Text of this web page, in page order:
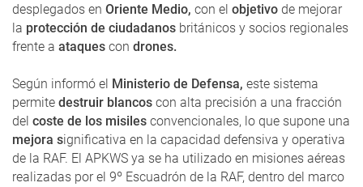
desplegados en Oriente Medio, con el objetivo de mejorar
la protección de ciudadanos británicos y socios regionales
frente a ataques con drones.
Según informó el Ministerio de Defensa, este sistema
permite destruir blancos con alta precisión a una fracción
del coste de los misiles convencionales, lo que supone una
mejora significativa en la capacidad defensiva y operativa
de la RAF. El APKWS ya se ha utilizado en misiones aéreas
realizadas por el 9º Escuadrón de la RAF, dentro del marco